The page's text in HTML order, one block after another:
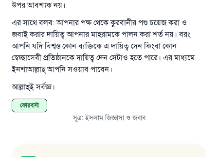
উপর আবশ্যক নয়।
এর সাথে বলব: আপনার পক্ষ থেকে কুরবানীর পশু চয়েজ করা ও
জবাই করার দায়িত্ব আপনার মাহরামকে পালন করা শর্ত নয়। বরং
আপনি যদি বিশ্বস্ত কোন ব্যক্তিকে এ দায়িত্ব দেন কিংবা কোন
স্বেচ্ছাসেবী প্রতিষ্ঠানকে দায়িত্ব দেন সেটাও হতে পারে। এর মাধ্যমে
ইনশাআল্লাহ্‌ আপনি সওয়াব পাবেন।
আল্লাহ্‌ই সর্বজ্ঞ।
কোরবানী
সূত্র:ইসলাম জিজ্ঞাসা ও জবাব
এখনই শরীক হোন